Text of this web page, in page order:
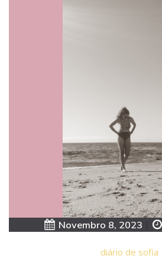
Novembro 8, 2023
diário de sofia